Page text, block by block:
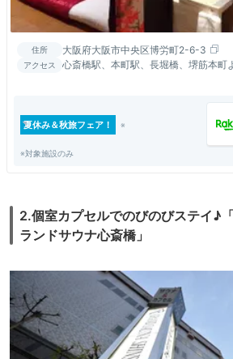
住所 大阪府大阪市中央区博労町2-6-3
アクセス 心斎橋駅、本町駅、長堀橋、堺筋本町
夏休み＆秋旅フェア！
※対象施設のみ
2.個室カプセルでのびのびステイ♪
ランドサウナ心斎橋」